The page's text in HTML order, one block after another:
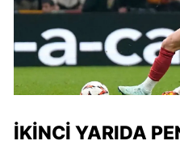
İKINCI YARIDA